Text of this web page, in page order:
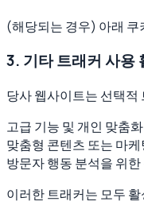
(해당되는 경우) 아래 쿠
3. 기타 트래커 사용
당사 웹사이트는 선택적
고급 기능 및 개인 맞춤
맞춤형 콘텐츠 또는 마케
방문자 행동 분석을 위한
이러한 트래커는 모두